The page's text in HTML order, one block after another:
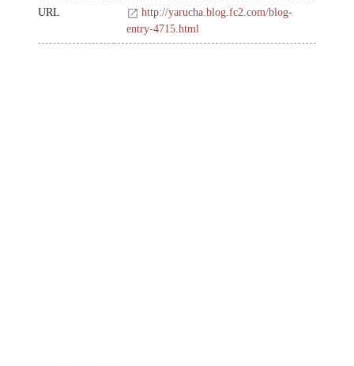
URL
http://yarucha.blog.fc2.com/blog-
entry-4715.html